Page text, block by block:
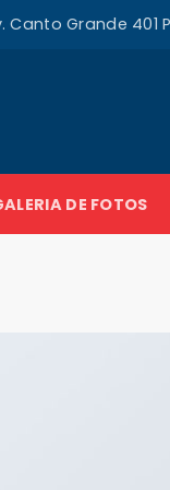
Canto Grande
DE FOTOS